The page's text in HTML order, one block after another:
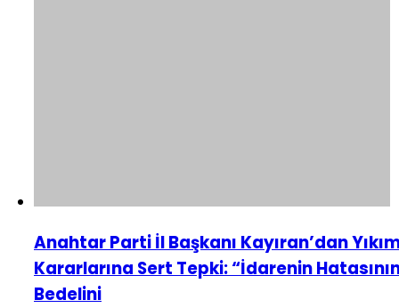
Anahtar Parti İl Başkanı Kayıran’dan
Kararlarına Sert Tepki: “İdarenin
Bedelini